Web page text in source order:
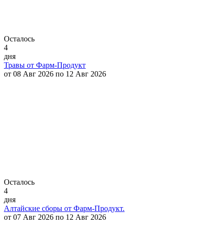
Осталось
4
дня
Травы от Фарм-Продукт
от 08 Авг 2026 по 12 Авг 2026
Осталось
4
дня
Алтайские сборы от Фарм-Продукт.
от 07 Авг 2026 по 12 Авг 2026